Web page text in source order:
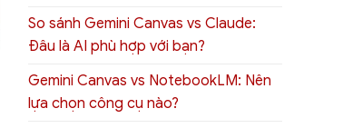
So sánh Gemini Canvas vs Claude:
Đâu là AI phù hợp với bạn?
Gemini Canvas vs NotebookLM: Nên
lựa chọn công cụ nào?